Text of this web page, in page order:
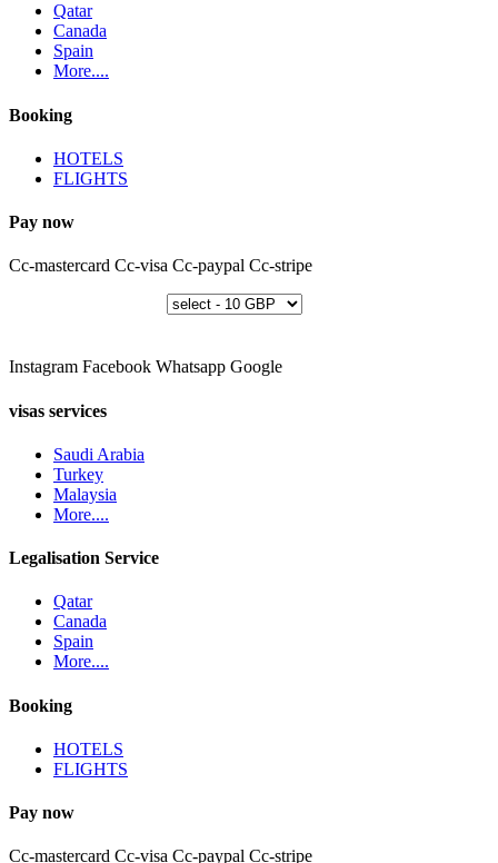
Qatar
Canada
Spain
More....
Booking
HOTELS
FLIGHTS
Pay now
Cc-mastercard Cc-visa Cc-paypal Cc-stripe
Instagram Facebook Whatsapp Google
visas services
Saudi Arabia
Turkey
Malaysia
More....
Legalisation Service
Qatar
Canada
Spain
More....
Booking
HOTELS
FLIGHTS
Pay now
Cc-mastercard Cc-visa Cc-paypal Cc-stripe